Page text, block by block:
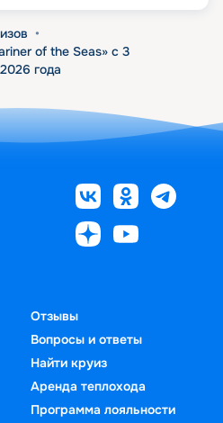
•
of the Seas» с 3
года
Отзывы
Вопросы и ответы
Найти круиз
Аренда теплохода
Программа лояльности